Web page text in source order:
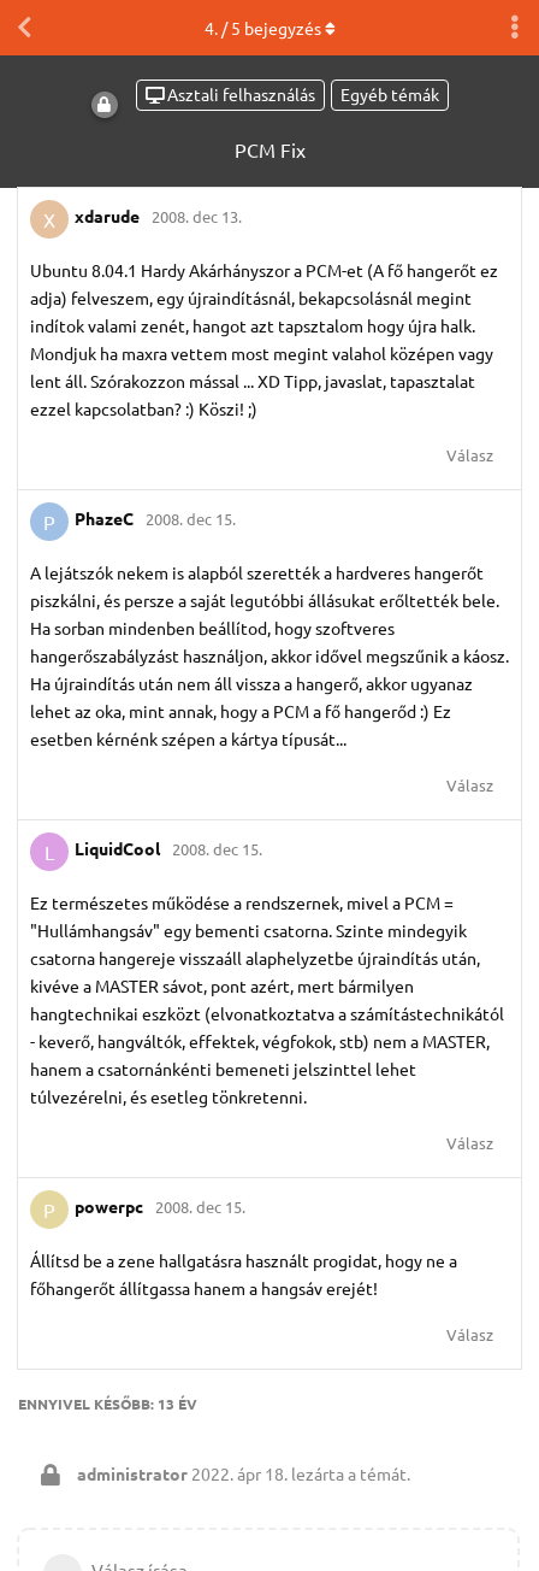
Asztali felhasználás Egyéb témák
PCM Fix
4. /5 bejegyzés
X xdarude 2008. dec 13.
Ubuntu 8.04.1 Hardy Akárhányszor a PCM-et (A fő hangerőt ez
adja) felveszem, egy újraindításnál, bekapcsolásnál megint
indítok valami zenét, hangot azt tapsztalom hogy újra halk.
Mondjuk ha maxra vettem most megint valahol középen vagy
lent áll. Szórakozzon mással ... XD Tipp, javaslat, tapasztalat
ezzel kapcsolatban? :) Köszi! ;)
Válasz
P PhazeC 2008. dec 15.
A lejátszók nekem is alapból szerették a hardveres hangerőt
piszkálni, és persze a saját legutóbbi állásukat erőltették bele.
Ha sorban mindenben beállítod, hogy szoftveres
hangerőszabályzást használjon, akkor idővel megszűnik a káosz.
Ha újraindítás után nem áll vissza a hangerő, akkor ugyanaz
lehet az oka, mint annak, hogy a PCM a fő hangerőd :) Ez
esetben kérnénk szépen a kártya típusát...
Válasz
L LiquidCool 2008. dec 15.
Ez természetes működése a rendszernek, mivel a PCM =
"Hullámhangsáv" egy bementi csatorna. Szinte mindegyik
csatorna hangereje visszaáll alaphelyzetbe újraindítás után,
kivéve a MASTER sávot, pont azért, mert bármilyen
hangtechnikai eszközt (elvonatkoztatva a számítástechnikától
- keverő, hangváltók, effektek, végfokok, stb) nem a MASTER,
hanem a csatornánkénti bemeneti jelszinttel lehet
túlvezérelni, és esetleg tönkretenni.
Válasz
P powerpc 2008. dec 15.
Állítsd be a zene hallgatásra használt progidat, hogy ne a
főhangerőt állítgassa hanem a hangsáv erejét!
Válasz
ENNYIVEL KÉSŐBB: 13 ÉV
administrator 2022. ápr 18. lezárta a témát.